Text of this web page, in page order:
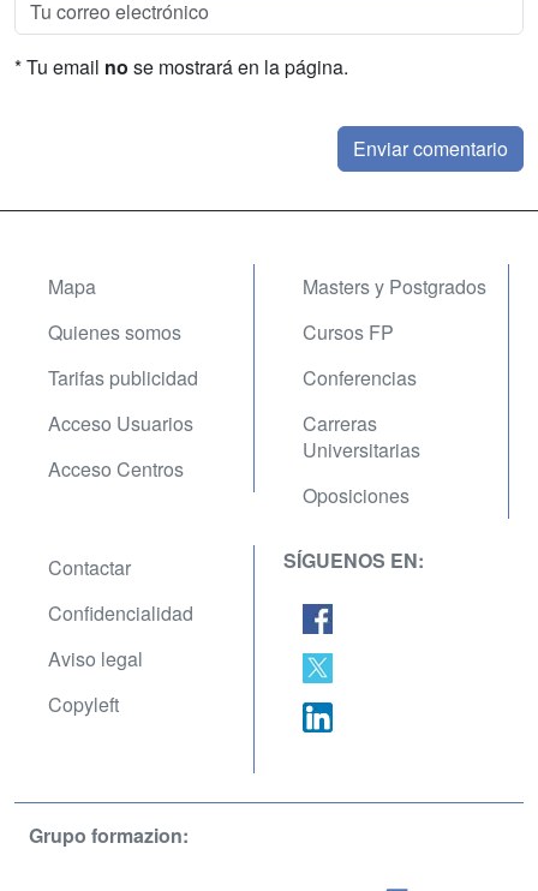
* Tu email no se mostrará en la página.
Mapa
Quienes somos
Tarifas publicidad
Acceso Usuarios
Acceso Centros
Masters y Postgrados
Cursos FP
Conferencias
Carreras
Universitarias
Oposiciones
Contactar
Confidencialidad
Aviso legal
Copyleft
SÍGUENOS EN:
Grupo formazion: